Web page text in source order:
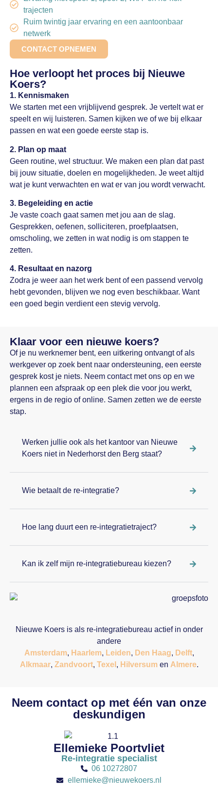
trajecten
Ruim twintig jaar ervaring en een aantoonbaar
netwerk
CONTACT OPNEMEN
Hoe verloopt het proces bij Nieuwe
Koers?
1. Kennismaken
We starten met een vrijblijvend gesprek. Je vertelt wat er
speelt en wij luisteren. Samen kijken we of we bij elkaar
passen en wat een goede eerste stap is.
2. Plan op maat
Geen routine, wel structuur. We maken een plan dat past
bij jouw situatie, doelen en mogelijkheden. Je weet altijd
wat je kunt verwachten en wat er van jou wordt verwacht.
3. Begeleiding en actie
Je vaste coach gaat samen met jou aan de slag.
Gesprekken, oefenen, solliciteren, proefplaatsen,
omscholing, we zetten in wat nodig is om stappen te
zetten.
4. Resultaat en nazorg
Zodra je weer aan het werk bent of een passend vervolg
hebt gevonden, blijven we nog even beschikbaar. Want
een goed begin verdient een stevig vervolg.
Klaar voor een nieuwe koers?
Of je nu werknemer bent, een uitkering ontvangt of als
werkgever op zoek bent naar ondersteuning, een eerste
gesprek kost je niets. Neem contact met ons op en we
plannen een afspraak op een plek die voor jou werkt,
ergens in de regio of online. Samen zetten we de eerste
stap.
Werken jullie ook als het kantoor van Nieuwe
Koers niet in Nederhorst den Berg staat?
Wie betaalt de re-integratie?
Hoe lang duurt een re-integratietraject?
Kan ik zelf mijn re-integratiebureau kiezen?
Nieuwe Koers is als re-integratiebureau actief in onder
andere
Amsterdam, Haarlem, Leiden, Den Haag, Delft,
Alkmaar, Zandvoort, Texel , Hilversumen Almere.
Neem contact op met één van onze
deskundigen
Ellemieke Poortvliet
Re-integratie specialist
06 10272807
ellemieke@nieuwekoers.nl